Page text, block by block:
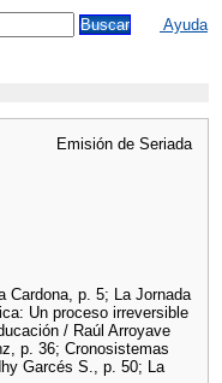
Ayuda
Emisión de Seriada
Cardona, p. 5; La Jornada
Un proceso irreversible
/ Raúl Arroyave
p. 36; Cronosistemas
Garcés S., p. 50; La